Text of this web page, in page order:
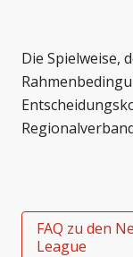
Die Spielweise,
FAQ zu den
League